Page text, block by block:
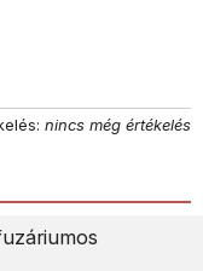
nincs még értékelés